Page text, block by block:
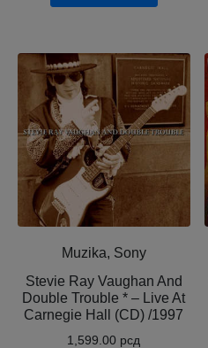
Muzika, Sony
Stevie Ray Vaughan And
Double Trouble * – Live At
Carnegie Hall (CD) /1997
1,599.00 рсд